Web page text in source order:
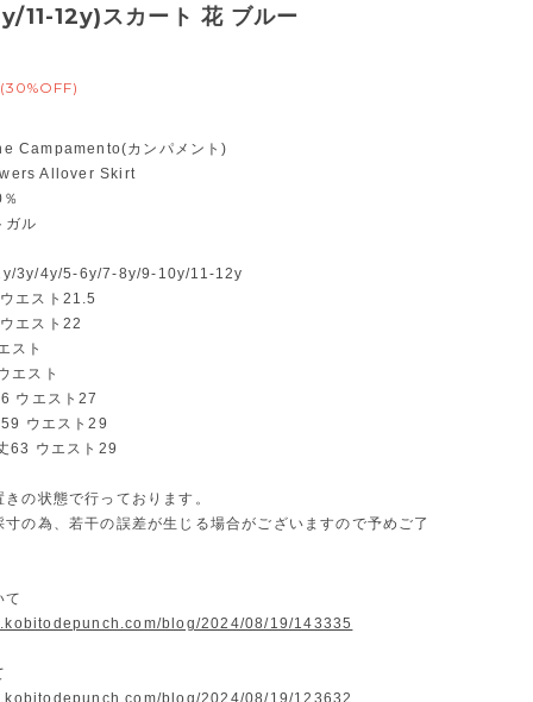
11-12y)スカート 花 ブルー
(30%OFF)
Campamento(カンパメント)
Allover Skirt
ガル
3y/4y/5-6y/7-8y/9-10y/11-12y
エスト21.5
エスト22
スト
エスト
ウエスト27
ウエスト29
63 ウエスト29
の状態で行っております。
寸の為、若干の誤差が生じる場合がございますので予めご了
て
blog/2024/08/19/143335